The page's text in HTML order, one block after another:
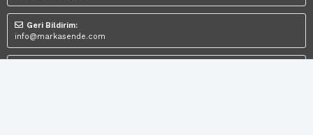
Geri Bildirim:
info@markasende.com